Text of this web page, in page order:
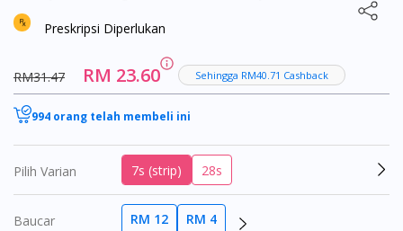
Preskripsi Diperlukan
RM31.47 RM 23.60 Sehingga RM40.71 Cashback
994 orang telah membeli ini
Pilih Varian 7s (strip) 28s
Baucar RM 12 RM 4